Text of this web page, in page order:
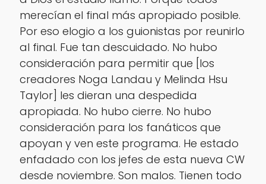
merecían el final más apropiado posible.
Por eso elogio a los guionistas por reunirlo
al final. Fue tan descuidado. No hubo
consideración para permitir que [los
creadores Noga Landau y Melinda Hsu
Taylor] les dieran una despedida
apropiada. No hubo cierre. No hubo
consideración para los fanáticos que
apoyan y ven este programa. He estado
enfadado con los jefes de esta nueva CW
desde noviembre. Son malos. Tienen todo